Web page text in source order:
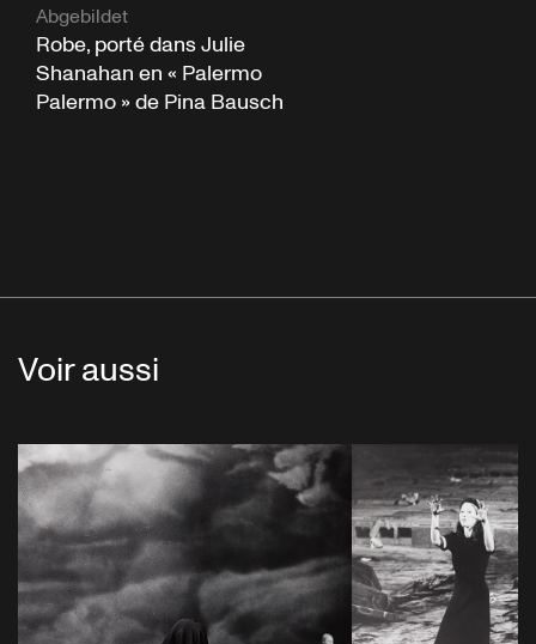
Abgebildet
Robe, porté dans Julie
Shanahan en « Palermo
Palermo » de Pina Bausch
Voir aussi